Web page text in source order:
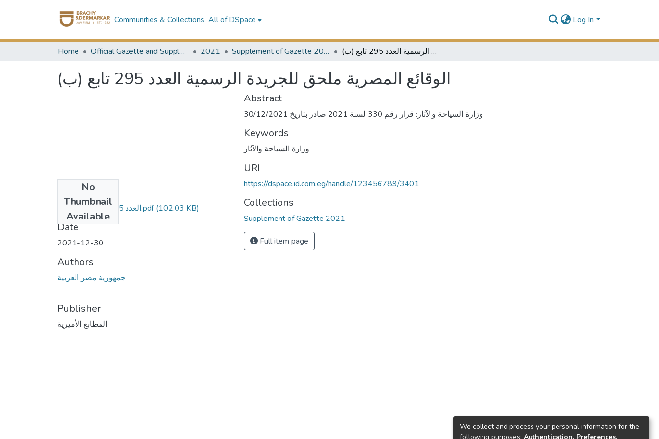
Communities & Collections All of DSpace Log In
Home Official Gazette and Supplement 2021 Supplement of Gazette 2021 الوقائع المصرية ملحق للجريدة الرسمية العدد 295 تابع (ب)
الوقائع المصرية ملحق للجريدة الرسمية العدد 295 تابع (ب)
No
Thumbnail
Available
العدد 295 تابع ب مؤمن.pdf(102.03 KB)
Date
2021-12-30
Authors
جمهورية مصر العربية
Publisher
المطابع الأميرية
Abstract
وزارة السياحة والآثار: قرار رقم 330 لسنة 2021 صادر بتاريخ 30/12/2021
Keywords
وزارة السياحة والآثار
URI
https://dspace.id.com.eg/handle/123456789/3401
Collections
Supplement of Gazette 2021
Full item page
We collect and process your personal information for the
following purposes: Authentication, Preferences,